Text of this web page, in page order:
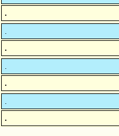
.
.
.
.